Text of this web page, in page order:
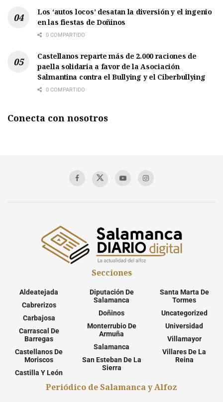
Los ‘autos locos’ desatan la diversión y el ingenio
en las fiestas de Doñinos
0 COMPARTIDO
Castellanos reparte más de 2.000 raciones de
paella solidaria a favor de la Asociación
Salmantina contra el Bullying y el Ciberbullying
0 COMPARTIDO
Conecta con nosotros
Secciones
Aldeatejada
Cabrerizos
Carbajosa
Carrascal De
Barregas
Castellanos De
Moriscos
Castilla Y León
Diputación De
Salamanca
Doñinos
Monterrubio De
Armuña
Salamanca
San Esteban De La
Sierra
Santa Marta De
Tormes
Uncategorized
Universidad
Villamayor
Villares De La
Reina
Periódico de Salamanca y Alfoz